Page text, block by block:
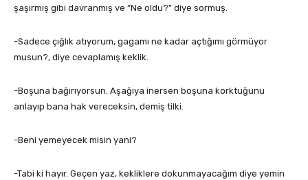
şaşırmış gibi davranmış ve “Ne oldu?” diye sormuş.
-Sadece çığlık atıyorum, gagamı ne kadar açtığımı görmüyor
musun?, diye cevaplamış keklik.
-Boşuna bağırıyorsun. Aşağıya inersen boşuna korktuğunu
anlayıp bana hak vereceksin, demiş tilki.
-Beni yemeyecek misin yani?
-Tabi ki hayır. Geçen yaz, kekliklere dokunmayacağım diye yemin